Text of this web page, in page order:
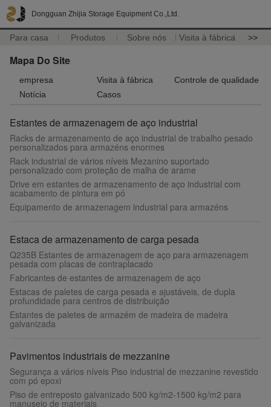
Dongguan Zhijia Storage Equipment Co.,Ltd.
Para casa Produtos Sobre nós Visita à fábrica >>
Mapa Do Site
empresa Visita à fábrica
Controle de qualidade
Notícia
Casos
Estantes de armazenagem de aço industrial
Racks de armazenamento de aço industrial de trabalho pesado
personalizados para armazéns enormes
Rack industrial de vários níveis Mezanino suportado
personalizado com proteção de malha de arame
Drive em estantes de armazenamento de aço industrial com
acabamento de pintura em pó
Equipamento de armazenagem industrial para armazéns
Estaca de armazenamento de carga pesada
Q235B Estantes de armazenagem de aço para armazenagem
pesada com placas de contraplacado
Fabricantes de estantes de armazenagem de aço
Estacas de paletes de carga pesada e ajustáveis, de dupla
profundidade para centros de distribuição
Estantes de paletes de armazém de madeira de madeira
galvanizada
Pavimentos industriais de mezzanine
Segurança a vários níveis Piso industrial de mezzanine revestido
com pó epoxi
Piso de entreposto galvanizado 500 kg/m2-1500 kg/m2 para
manuseio de materiais